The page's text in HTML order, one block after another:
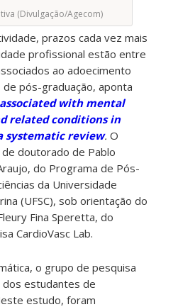
(Divulgação/Agecom)
prazos cada vez mais
profissional estão entre
ao adoecimento
pós-graduação, aponta
with mental
related conditions in
systematic review.O
doutorado de Pablo
do Programa de Pós-
da Universidade
(UFSC), sob orientação do
Fina Speretta, do
CardioVasc Lab.
o grupo de pesquisa
estudantes de
estudo, foram